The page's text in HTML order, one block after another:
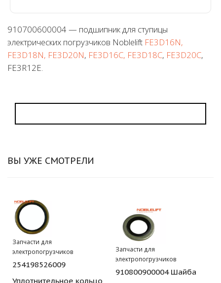
910700600004 — подшипник для ступицы
электрических погрузчиков Noblelift FE3D16N,
FE3D18N, FE3D20N, FE3D16C, FE3D18C, FE3D20C,
FE3R12E.
ВЫ УЖЕ СМОТРЕЛИ
Запчасти для
электропогрузчиков
254198526009
Уплотнительное кольцо
Запчасти для
электропогрузчиков
910800900004 Шайба